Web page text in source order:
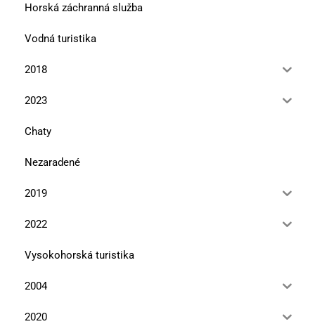
Horská záchranná služba
Vodná turistika
2018
2023
Chaty
Nezaradené
2019
2022
Vysokohorská turistika
2004
2020